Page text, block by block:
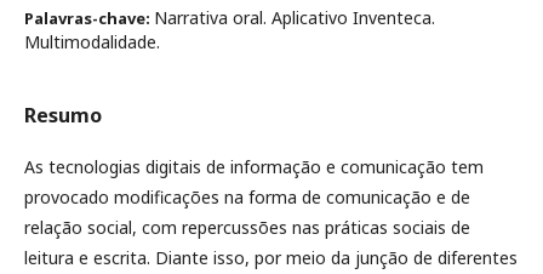
Palavras-chave: Narrativa oral. Aplicativo Inventeca.
Multimodalidade.
Resumo
As tecnologias digitais de informação e comunicação tem
provocado modificações na forma de comunicação e de
relação social, com repercussões nas práticas sociais de
leitura e escrita. Diante isso, por meio da junção de diferentes